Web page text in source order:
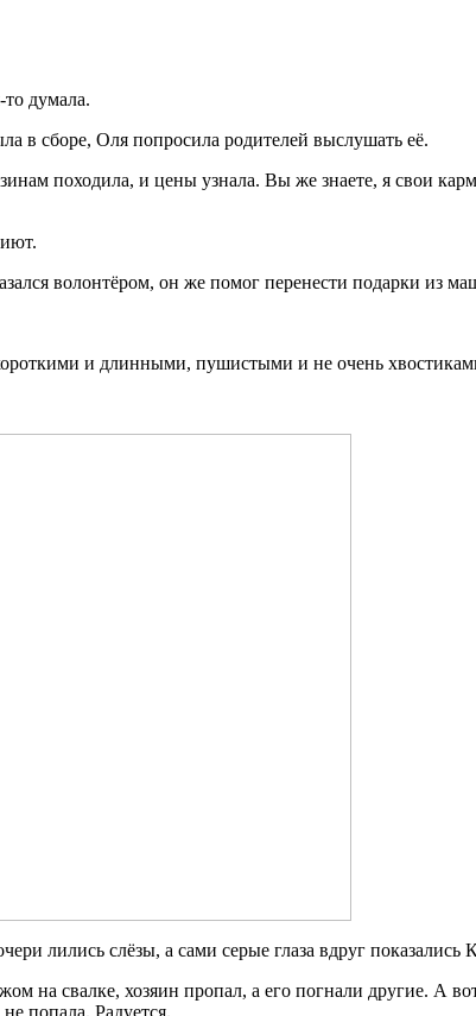
думала.
в сборе, Оля попросила родителей выслушать её.
походила, и цены узнала. Вы же знаете, я свои
волонтёром, он же помог перенести подарки из
и длинными, пушистыми и не очень
лились слёзы, а сами серые глаза вдруг показались
свалке, хозяин пропал, а его погнали другие. А
попала. Радуется.